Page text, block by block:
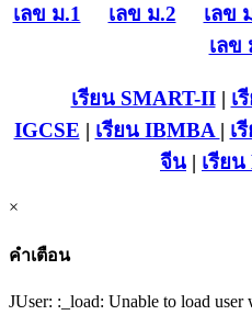
เลข ม.1 เลข ม.2 เลข
เลข
เรียน SMART-II| เ
IGCSE | เรียน IBMBA | เ
จีน | เรีย
×
คำเตือน
JUser: :_load: Unable to load